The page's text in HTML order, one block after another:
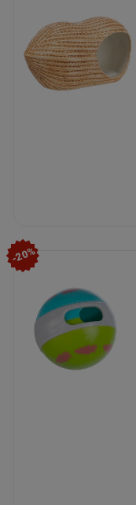
-20%